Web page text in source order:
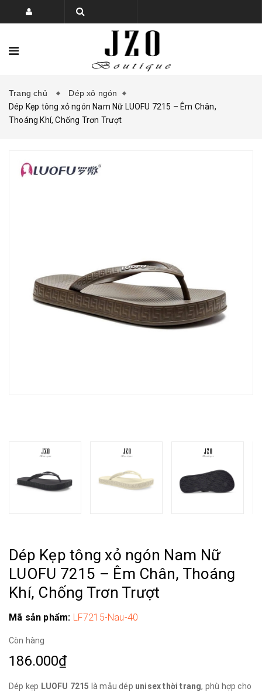
TRANG CHỦ BỘ SƯU TẬP
Trang chủ
Dép xỏ ngón
Dép Kẹp tông xỏ ngón Nam Nữ LUOFU 7215 – Êm Chân,
Thoáng Khí, Chống Trơn Trượt
Dép Kẹp tông xỏ ngón Nam Nữ
LUOFU 7215 – Êm Chân, Thoáng
Khí, Chống Trơn Trượt
Mã sản phẩm: LF7215-Nau-40
Còn hàng
186.000₫
Dép kẹp LUOFU 7215 là mẫu dép unisex thời trang, phù hợp cho